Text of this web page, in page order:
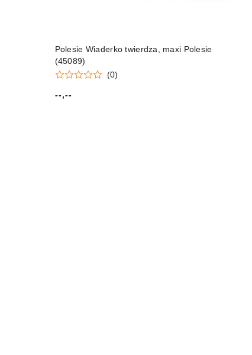
Polesie Wiaderko twierdza, maxi Polesie
(45089)
(0)
Cena:
--,--